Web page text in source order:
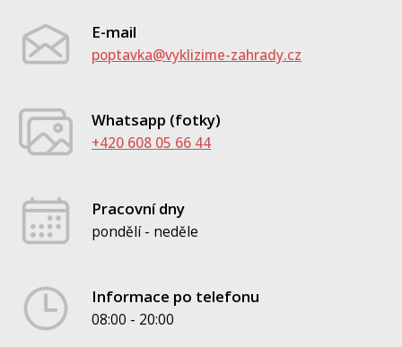
E-mail
poptavka@vyklizime-zahrady.cz
Whatsapp (fotky)
+420 608 05 66 44
Pracovní dny
pondělí - neděle
Informace po telefonu
08:00 - 20:00